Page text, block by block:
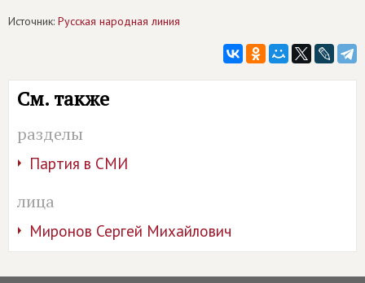
Источник: Русская народная линия
См. также
разделы
Партия в СМИ
лица
Миронов Сергей Михайлович